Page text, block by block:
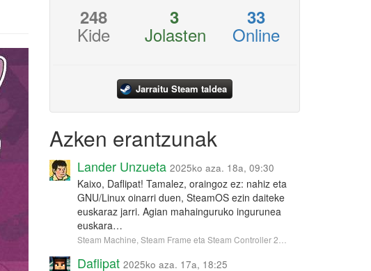
248
Kide
3
Jolasten
33
Online
Jarraitu Steam taldea
Azken erantzunak
Lander Unzueta 2025ko aza. 18a, 09:30
Kaixo, Daflipat! Tamalez, oraingoz ez: nahiz eta
GNU/Linux oinarri duen, SteamOS ezin daiteke
euskaraz jarri. Agian mahainguruko ingurunea
euskara…
Steam Machine, Steam Frame eta Steam Controller 2…
Daflipat 2025ko aza. 17a, 18:25